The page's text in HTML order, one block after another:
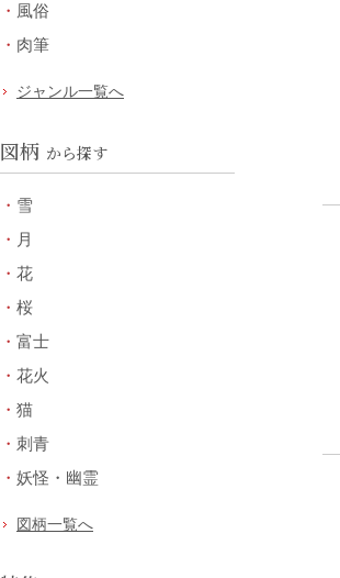
風俗
肉筆
ジャンル一覧へ
図柄 から探す
雪
月
花
桜
富士
花火
猫
刺青
妖怪・幽霊
図柄一覧へ